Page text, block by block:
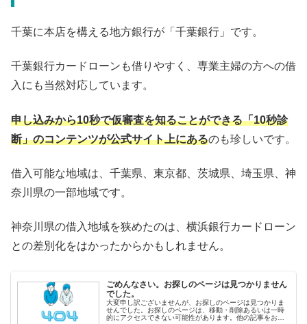
千葉に本店を構える地方銀行が「千葉銀行」です。
千葉銀行カードローンも借りやすく、専業主婦の方への借
入にも当然対応しています。
申し込みから10秒で仮審査を知ることができる「10秒診
断」のコンテンツが公式サイト上にあるのも珍しいです。
借入可能な地域は、千葉県、東京都、茨城県、埼玉県、神
奈川県の一部地域です。
神奈川県の借入地域を狭めたのは、横浜銀行カードローン
との差別化をはかったからかもしれません。
ごめんなさい。お探しのページは見つかりません
でした。
大変申し訳ございませんが、お探しのページは見つかりま
せんでした。お探しのページは、移動・削除あるいは一時
的にアクセスできない可能性があります。他の記事をお探